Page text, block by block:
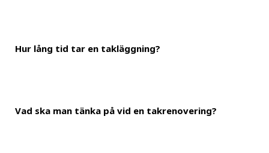
Ditt tak skyddar huskonstruktionen från fukt och
Hur lång tid tar en takläggning?
En takläggning tar väldigt olika lång tid beroende på hur stort
Vad ska man tänka på vid en takrenovering?